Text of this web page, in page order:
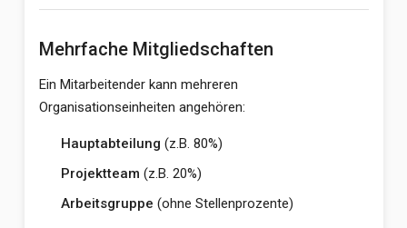
Mehrfache Mitgliedschaften
Ein Mitarbeitender kann mehreren
Organisationseinheiten angehören:
Hauptabteilung (z.B. 80%)
Projektteam (z.B. 20%)
Arbeitsgruppe (ohne Stellenprozente)